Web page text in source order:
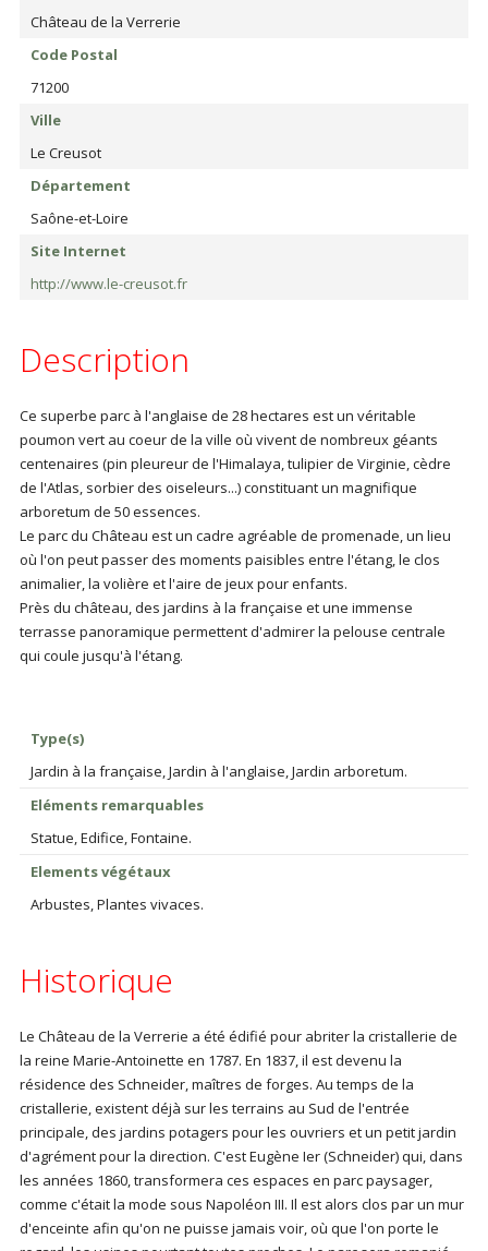
Château de la Verrerie
Code Postal
71200
Ville
Le Creusot
Département
Saône-et-Loire
Site Internet
http://www.le-creusot.fr
Description
Ce superbe parc à l'anglaise de 28 hectares est un véritable
poumon vert au coeur de la ville où vivent de nombreux géants
centenaires (pin pleureur de l'Himalaya, tulipier de Virginie, cèdre
de l'Atlas, sorbier des oiseleurs...) constituant un magnifique
arboretum de 50 essences.
Le parc du Château est un cadre agréable de promenade, un lieu
où l'on peut passer des moments paisibles entre l'étang, le clos
animalier, la volière et l'aire de jeux pour enfants.
Près du château, des jardins à la française et une immense
terrasse panoramique permettent d'admirer la pelouse centrale
qui coule jusqu'à l'étang.
Type(s)
Jardin à la française, Jardin à l'anglaise, Jardin arboretum.
Eléments remarquables
Statue, Edifice, Fontaine.
Elements végétaux
Arbustes, Plantes vivaces.
Historique
Le Château de la Verrerie a été édifié pour abriter la cristallerie de
la reine Marie-Antoinette en 1787. En 1837, il est devenu la
résidence des Schneider, maîtres de forges. Au temps de la
cristallerie, existent déjà sur les terrains au Sud de l'entrée
principale, des jardins potagers pour les ouvriers et un petit jardin
d'agrément pour la direction. C'est Eugène Ier (Schneider) qui, dans
les années 1860, transformera ces espaces en parc paysager,
comme c'était la mode sous Napoléon III. Il est alors clos par un mur
d'enceinte afin qu'on ne puisse jamais voir, où que l'on porte le